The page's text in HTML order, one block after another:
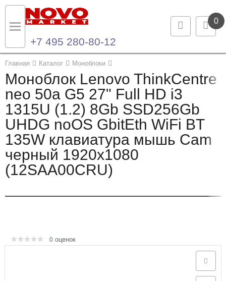
0
+7 495 280-80-12
Главная Каталог Моноблоки
Моноблок Lenovo ThinkCentre
neo 50a G5 27" Full HD i3
1315U (1.2) 8Gb SSD256Gb
UHDG noOS GbitEth WiFi BT
135W клавиатура мышь Cam
черный 1920x1080
(12SAA00CRU)
0 оценок
Назад
Каталог продукции
Ноутбуки и ультрабуки
Компьютеры
Моноблоки
Серверы и СХД
Аксессуары
Назад
Контакты
Контактная информация